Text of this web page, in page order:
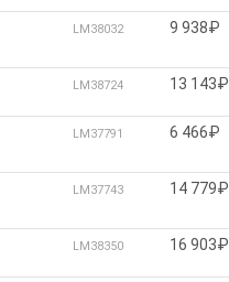
LM38032 9 938₽
LM38724 13 143₽
LM37791 6 466₽
LM37743 14 779₽
LM38350 16 903₽